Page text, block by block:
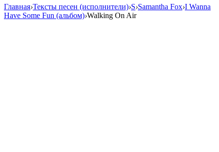
Главная›Тексты песен (исполнители)›S›Samantha Fox›I Wanna
Have Some Fun (альбом)›Walking On Air